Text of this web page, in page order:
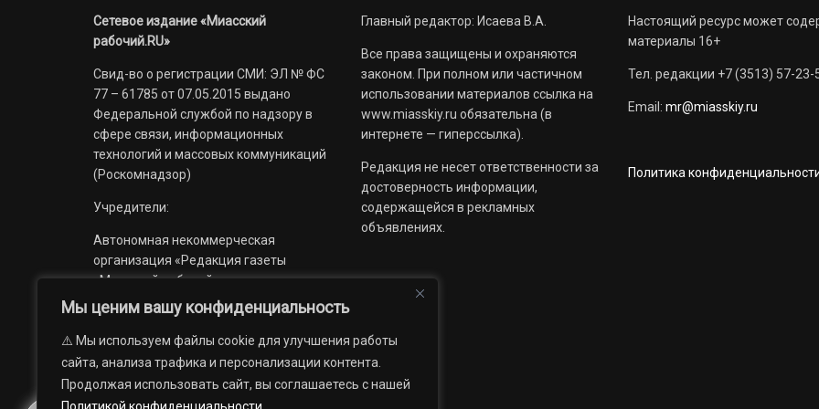
Мы ценим вашу конфиденциальность
⚠️ Мы используем файлы cookie для улучшения работы
сайта, анализа трафика и персонализации контента.
Продолжая использовать сайт, вы соглашаетесь с нашей
Сетевое издание «Миасский
рабочий.RU»
Свид-во о регистрации СМИ: ЭЛ № ФС
77 – 61785 от 07.05.2015 выдано
Федеральной службой по надзору в
сфере связи, информационных
технологий и массовых коммуникаций
(Роскомнадзор)
Учредители:
Автономная некоммерческая
организация «Редакция газеты
«Миасский рабочий»;
Областное государственное
учреждение «Издательский дом
Главный редактор: Исаева В.А.
Все права защищены и охраняются
законом. При полном или частичном
использовании материалов ссылка на
www.miasskiy.ru обязательна (в
интернете — гиперссылка).
Редакция не несет ответственности за
достоверность информации,
содержащейся в рекламных
объявлениях.
Настоящий ресурс может
материалы 16+
Тел. редакции +7 (3513) 57-23-
Email: mr@miasskiy.ru
Политика